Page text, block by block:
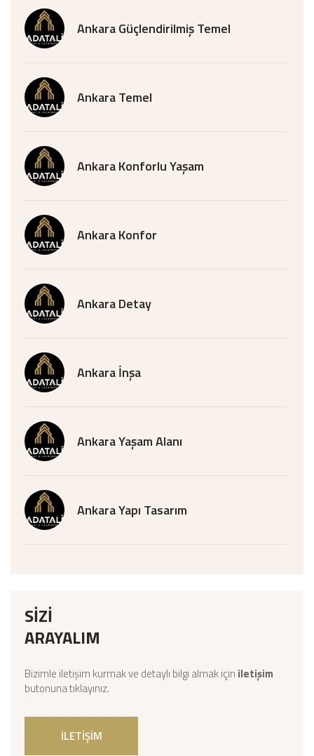
Ankara Güçlendirilmiş Temel
Ankara Temel
Ankara Konforlu Yaşam
Ankara Konfor
Ankara Detay
Ankara İnşa
Ankara Yaşam Alanı
Ankara Yapı Tasarım
SİZİ
ARAYALIM
Bizimle iletişim kurmak ve detaylı bilgi almak için iletişim
butonuna tıklayınız.
İLETİŞİM